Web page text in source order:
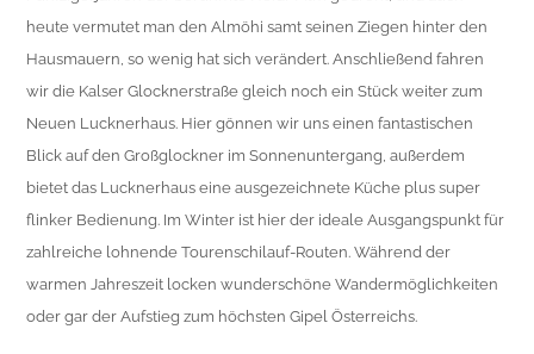
heute vermutet man den Almöhi samt seinen Ziegen hinter den
Hausmauern, so wenig hat sich verändert. Anschließend fahren
wir die Kalser Glocknerstraße gleich noch ein Stück weiter zum
Neuen Lucknerhaus. Hier gönnen wir uns einen fantastischen
Blick auf den Großglockner im Sonnenuntergang, außerdem
bietet das Lucknerhaus eine ausgezeichnete Küche plus super
flinker Bedienung. Im Winter ist hier der ideale Ausgangspunkt für
zahlreiche lohnende Tourenschilauf-Routen. Während der
warmen Jahreszeit locken wunderschöne Wandermöglichkeiten
oder gar der Aufstieg zum höchsten Gipel Österreichs.